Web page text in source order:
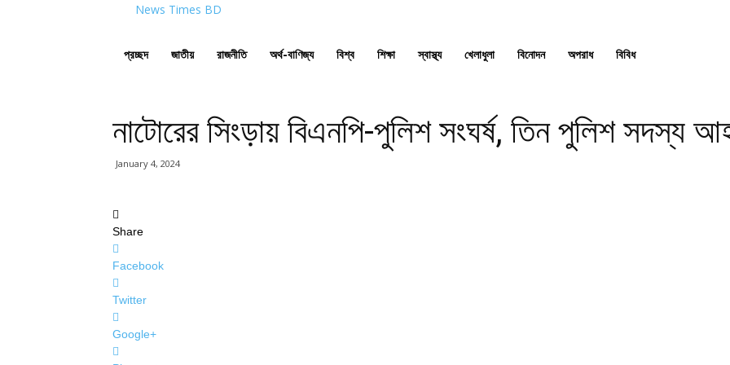
News Times BD
প্রচ্ছদ জাতীয় রাজনীতি অর্থ-বাণিজ্য বিশ্ব শিক্ষা স্বাস্থ্য খেলাধুলা বিনোদন অপরাধ বিবিধ
নাটোরের সিংড়ায় বিএনপি-পুলিশ সংঘর্ষ, তিন পুলিশ সদস্য
January 4, 2024
Share
Facebook
Twitter
Google+